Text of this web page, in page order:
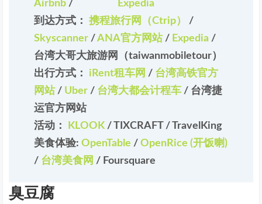
Airbnb /
Expedia
到达方式：携程旅行网（Ctrip） /
Skyscanner /ANA官方网站 / Expedia /
台湾大哥大旅游网（taiwanmobiletour）
出行方式： iRent租车网 / 台湾高铁官方
网站 / Uber / 台湾大都会计程车 / 台湾捷
运官方网站
活动：
KLOOK /TIXCRAFT /TravelKing
美食体验:OpenTable /OpenRice (开饭喇)
/ 台湾美食网 / Foursquare
臭豆腐